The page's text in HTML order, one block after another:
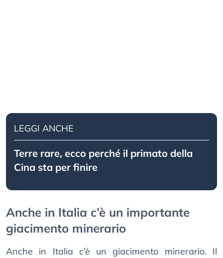
LEGGI ANCHE
Terre rare, ecco perché il primato della
Cina sta per finire
Anche in Italia c’è un importante
giacimento minerario
Anche in Italia c’è un giacimento minerario. Il